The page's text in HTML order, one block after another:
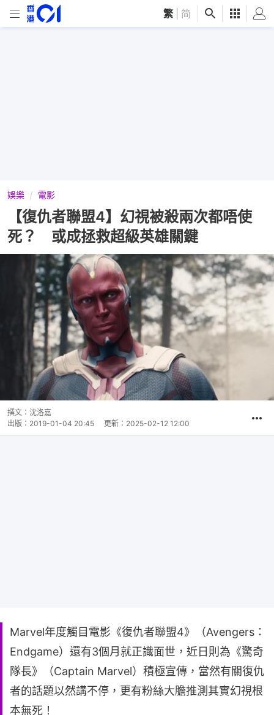
繁 简
娛樂 電影
【復仇者聯盟4】幻視被殺兩次都唔使
死？ 或成拯救超級英雄關鍵
撰文： 沈洛嘉
出版： 2019-01-04 20:45 更新： 2025-02-12 12:00
Marvel年度觸目電影《復仇者聯盟4》（Avengers：
Endgame）還有3個月就正識面世，近日則為《驚奇
隊長》（Captain Marvel）積極宣傳，當然有關復仇
者的話題以然講不停，更有粉絲大膽推測其實幻視根
本無死！